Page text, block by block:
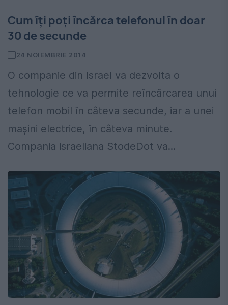
Cum îţi poţi încărca telefonul în doar
30 de secunde
24 NOIEMBRIE 2014
O companie din Israel va dezvolta o
tehnologie ce va permite reîncărcarea unui
telefon mobil în câteva secunde, iar a unei
maşini electrice, în câteva minute.
Compania israeliana StodeDot va...